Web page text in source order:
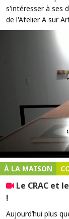
s'intéresser à ses
de l'Atelier A sur
À LA MAISON
Le CRAC et
!
Aujourd’hui plus